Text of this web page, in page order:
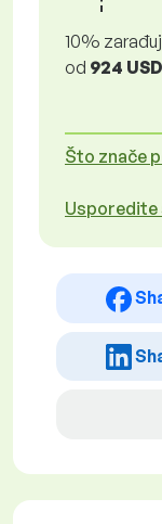
10%
od 924 USD
Što znače
Usporedite